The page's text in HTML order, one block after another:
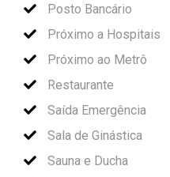
Posto Bancário
Próximo a Hospitais
Próximo ao Metrô
Restaurante
Saída Emergência
Sala de Ginástica
Sauna e Ducha